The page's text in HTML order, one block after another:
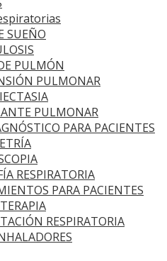
SUEÑO
PULMÓN
PULMONAR
PULMONAR
PARA PACIENTES
RESPIRATORIA
PARA PACIENTES
RESPIRATORIA